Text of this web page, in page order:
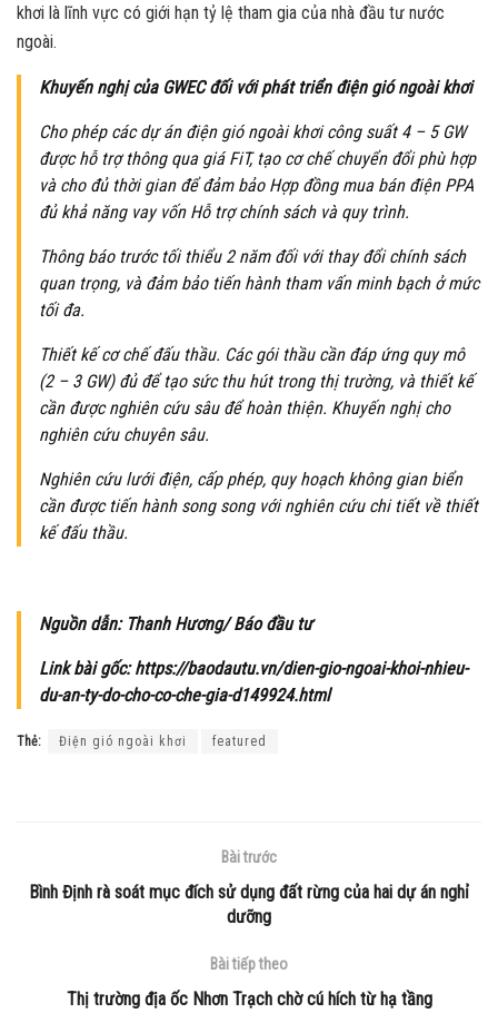
khơi là lĩnh vực có giới hạn tỷ lệ tham gia của nhà đầu tư nước
ngoài.
Khuyến nghị của GWEC đối với phát triển điện gió ngoài khơi
Cho phép các dự án điện gió ngoài khơi công suất 4 – 5 GW
được hỗ trợ thông qua giá FiT, tạo cơ chế chuyển đổi phù hợp
và cho đủ thời gian để đảm bảo Hợp đồng mua bán điện PPA
đủ khả năng vay vốn Hỗ trợ chính sách và quy trình.
Thông báo trước tối thiểu 2 năm đối với thay đổi chính sách
quan trọng, và đảm bảo tiến hành tham vấn minh bạch ở mức
tối đa.
Thiết kế cơ chế đấu thầu. Các gói thầu cần đáp ứng quy mô
(2 – 3 GW) đủ để tạo sức thu hút trong thị trường, và thiết kế
cần được nghiên cứu sâu để hoàn thiện. Khuyến nghị cho
nghiên cứu chuyên sâu.
Nghiên cứu lưới điện, cấp phép, quy hoạch không gian biển
cần được tiến hành song song với nghiên cứu chi tiết về thiết
kế đấu thầu.
Nguồn dẫn: Thanh Hương/ Báo đầu tư
Link bài gốc: https://baodautu.vn/dien-gio-ngoai-khoi-nhieu-
du-an-ty-do-cho-co-che-gia-d149924.html
Thẻ: Điện gió ngoài khơi featured
Bài trước
Bình Định rà soát mục đích sử dụng đất rừng của hai dự án nghỉ
dưỡng
Bài tiếp theo
Thị trường địa ốc Nhơn Trạch chờ cú hích từ hạ tầng